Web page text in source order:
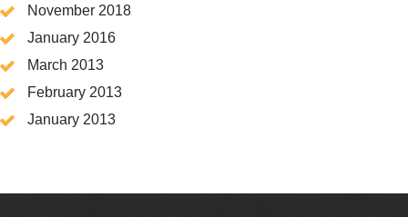
November 2018
January 2016
March 2013
February 2013
January 2013